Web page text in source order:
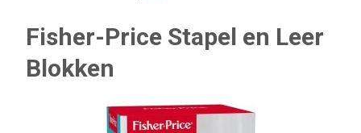
Fisher-Price Stapel en Leer
Blokken